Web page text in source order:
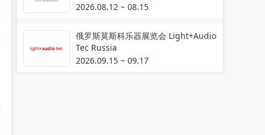
2026.08.12 ~ 08.15
俄罗斯莫斯科乐器展览会 Light+Audio
Tec Russia
2026.09.15 ~ 09.17